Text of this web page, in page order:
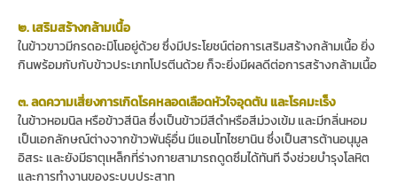
๒. เสริมสร้างกล้ามเนื้อ
ในข้าวขาวมีกรดอะมิโนอยู่ด้วย ซึ่งมีประโยชน์ต่อการเสริมสร้างกล้ามเนื้อ ยิ่ง
กินพร้อมกับกับข้าวประเภทโปรตีนด้วย ก็จะยิ่งมีผลดีต่อการสร้างกล้ามเนื้อ
๓. ลดความเสี่ยงการเกิดโรคหลอดเลือดหัวใจอุดตัน และโรคมะเร็ง
ในข้าวหอมนิล หรือข้าวสีนิล ซึ่งเป็นข้าวมีสีดำหรือสีม่วงเข้ม และมีกลิ่นหอม
เป็นเอกลักษณ์ต่างจากข้าวพันธุ์อื่น มีแอนโทไซยานิน ซึ่งเป็นสารต้านอนุมูล
อิสระ และยังมีธาตุเหล็กที่ร่างกายสามารถดูดซึมได้ทันที จึงช่วยบำรุงโลหิต
และการทำงานของระบบประสาท